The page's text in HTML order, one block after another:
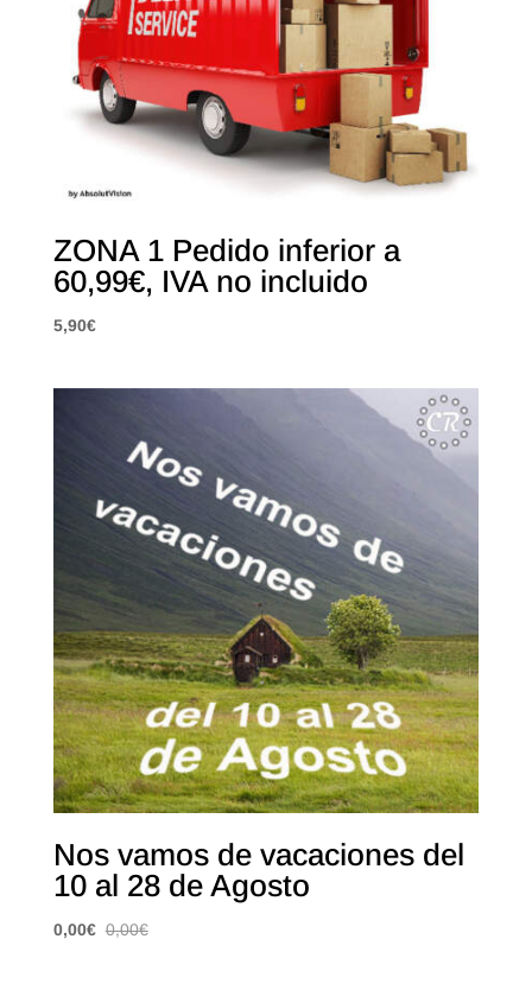
ZONA 1 Pedido inferior a
60,99€, IVA no incluido
5,90€
Nos vamos de vacaciones del
10 al 28 de Agosto
0,00€ 0,00€